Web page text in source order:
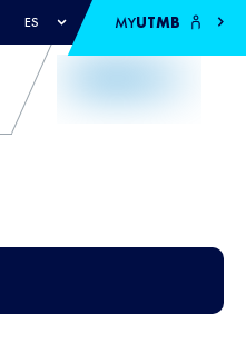
ES MYUTMB